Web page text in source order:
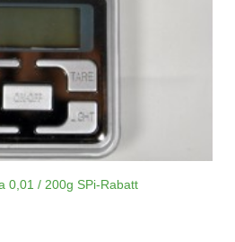
0,01 / 200g SPi-Rabatt